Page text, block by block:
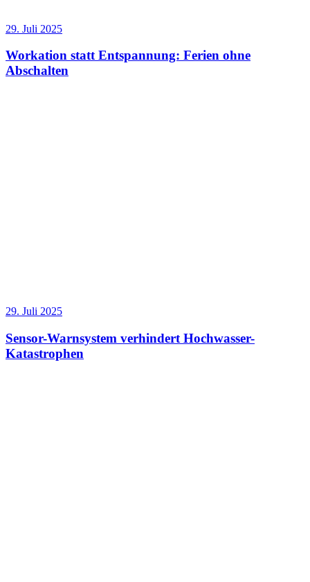
29. Juli 2025
Workation statt Entspannung: Ferien ohne
Abschalten
29. Juli 2025
Sensor-Warnsystem verhindert Hochwasser-
Katastrophen